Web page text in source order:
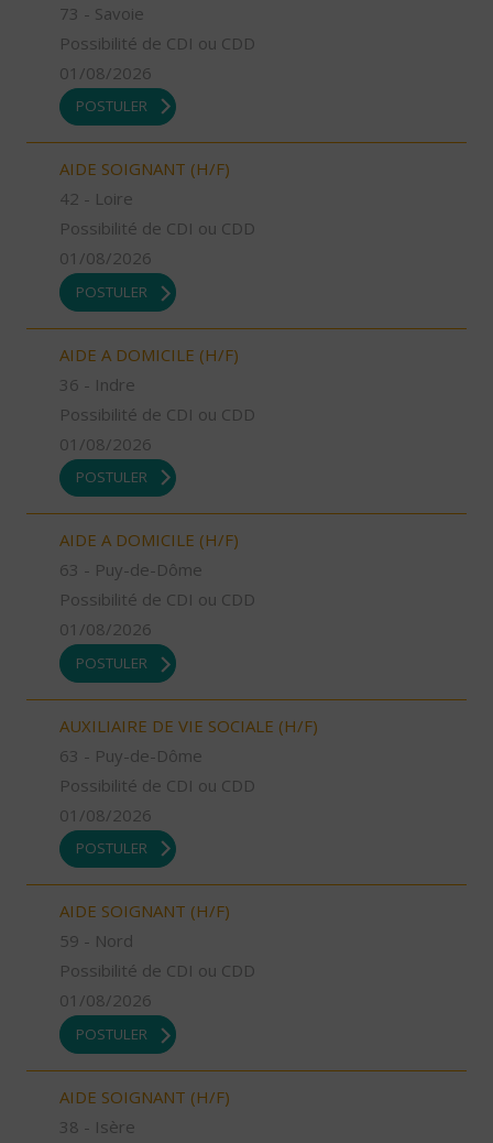
73 - Savoie
Possibilité de CDI ou CDD
01/08/2026
POSTULER
AIDE SOIGNANT (H/F)
42 - Loire
Possibilité de CDI ou CDD
01/08/2026
POSTULER
AIDE A DOMICILE (H/F)
36 - Indre
Possibilité de CDI ou CDD
01/08/2026
POSTULER
AIDE A DOMICILE (H/F)
63 - Puy-de-Dôme
Possibilité de CDI ou CDD
01/08/2026
POSTULER
AUXILIAIRE DE VIE SOCIALE (H/F)
63 - Puy-de-Dôme
Possibilité de CDI ou CDD
01/08/2026
POSTULER
AIDE SOIGNANT (H/F)
59 - Nord
Possibilité de CDI ou CDD
01/08/2026
POSTULER
AIDE SOIGNANT (H/F)
38 - Isère